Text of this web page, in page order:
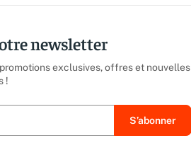
newsletter
exclusives, offres et nouvelles
!